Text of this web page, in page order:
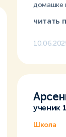
домашке
читать
ученик
Школа